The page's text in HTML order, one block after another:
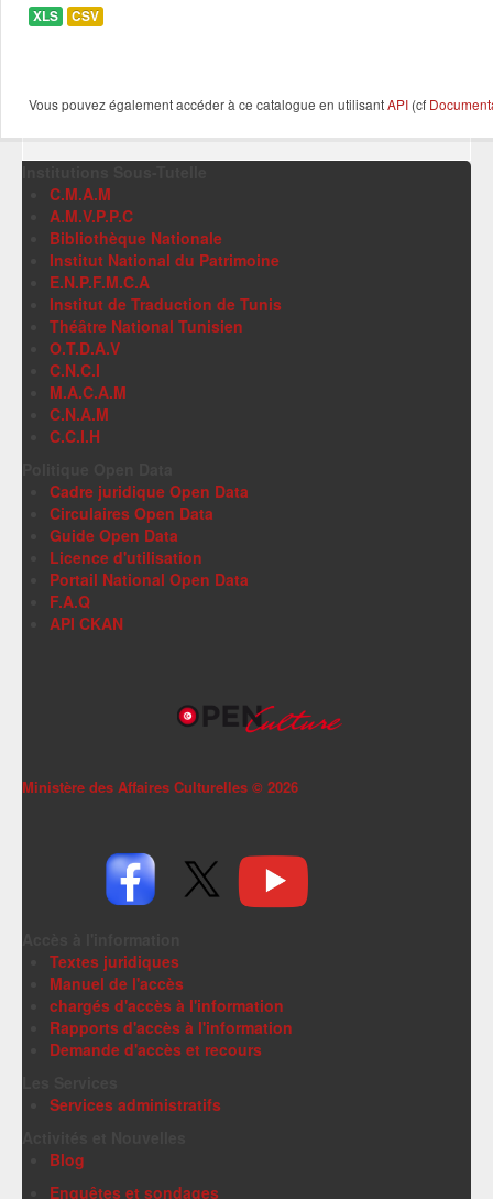
XLS CSV
Vous pouvez également accéder à ce catalogue en utilisantAPI (cf
C.M.A.M
A.M.V.P.P.C
Bibliothèque Nationale
Institut National du Patrimoine
E.N.P.F.M.C.A
Institut de Traduction de Tunis
Théâtre National Tunisien
O.T.D.A.V
C.N.C.I
M.A.C.A.M
C.N.A.M
C.C.I.H
Cadre juridique Open Data
Circulaires Open Data
Guide Open Data
Licence d'utilisation
Portail National Open Data
F.A.Q
API CKAN
Ministère des Affaires Culturelles © 2026
Textes juridiques
Manuel de l'accès
chargés d'accès à l'information
Rapports d'accès à l'information
Demande d'accès et recours
Services administratifs
Blog
Enquêtes et sondages